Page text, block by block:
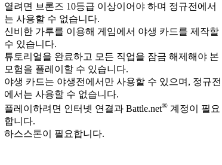
Product Notification
열려면 브론즈 10등급 이상이어야 하며 정규전에서
는 사용할 수 없습니다.
Available actions
신비한 가루를 이용해 게임에서 야생 카드를 제작할
수 있습니다.
튜토리얼을 완료하고 모든 직업을 잠금 해제해야 본
모험을 플레이할 수 있습니다.
야생 카드는 야생전에서만 사용할 수 있으며, 정규전
에서는 사용할 수 없습니다.
플레이하려면 인터넷 연결과 Battle.net® 계정이 필요
합니다.
하스스톤이 필요합니다.